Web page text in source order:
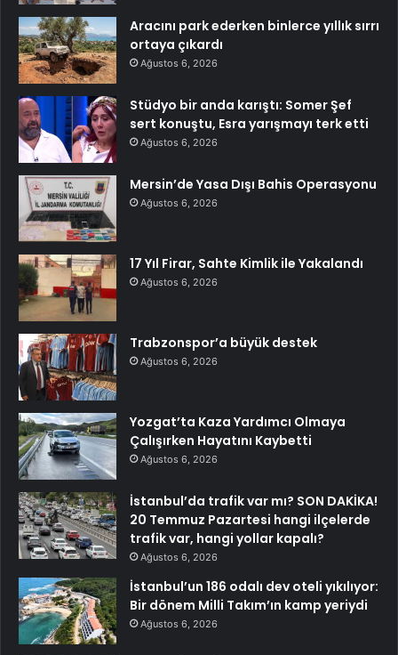
Aracını park ederken binlerce yıllık sırrı
ortaya çıkardı
Ağustos 6, 2026
Stüdyo bir anda karıştı: Somer Şef
sert konuştu, Esra yarışmayı terk etti
Ağustos 6, 2026
Mersin’de Yasa Dışı Bahis Operasyonu
Ağustos 6, 2026
17 Yıl Firar, Sahte Kimlik ile Yakalandı
Ağustos 6, 2026
Trabzonspor’a büyük destek
Ağustos 6, 2026
Yozgat’ta Kaza Yardımcı Olmaya
Çalışırken Hayatını Kaybetti
Ağustos 6, 2026
İstanbul’da trafik var mı? SON DAKİKA!
20 Temmuz Pazartesi hangi ilçelerde
trafik var, hangi yollar kapalı?
Ağustos 6, 2026
İstanbul’un 186 odalı dev oteli yıkılıyor:
Bir dönem Milli Takım’ın kamp yeriydi
Ağustos 6, 2026